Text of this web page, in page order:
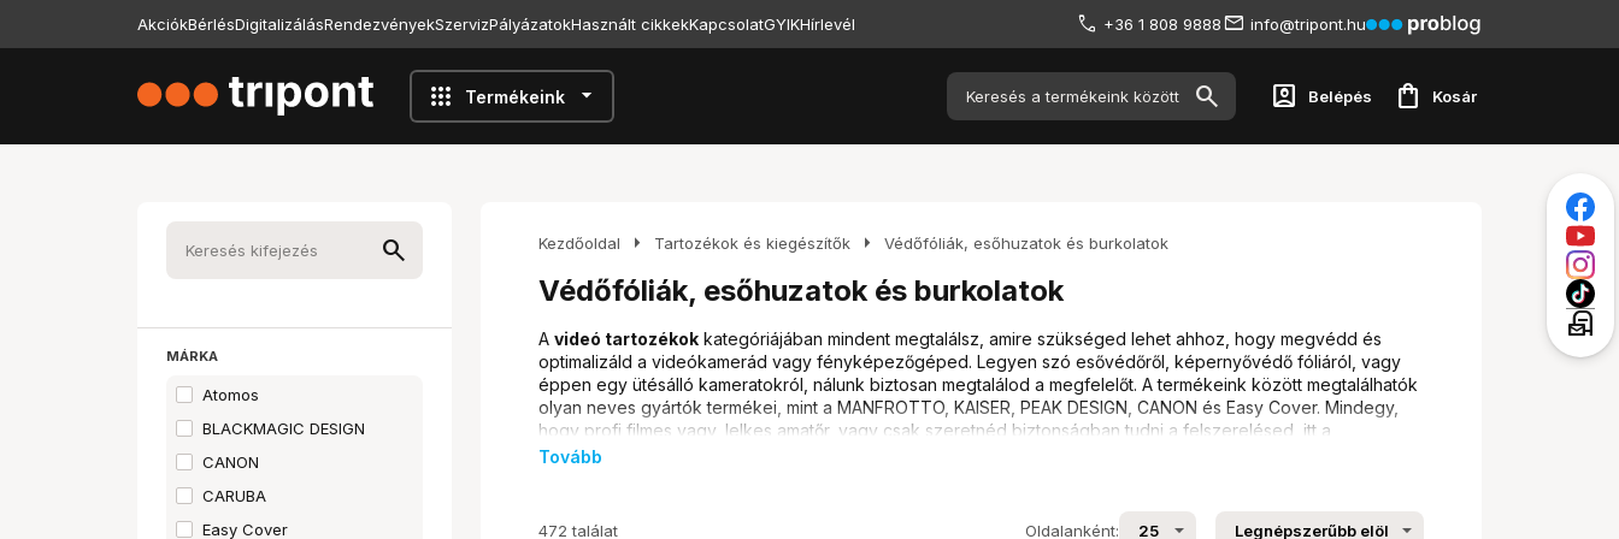
AkciókBérlésDigitalizálásRendezvényekSzervizPályázatokHasznált cikkekKapcsolatGYIKHírlevél +36 1 808 9888 info@tripont.hu
apps Termékeink arrow_drop_down account_box Belépés shopping_bag Kosár
Kezdőoldal arrow_right Tartozékok és kiegészítők arrow_right Védőfóliák, esőhuzatok és burkolatok
Védőfóliák, esőhuzatok és burkolatok
A videó tartozékok kategóriájában mindent megtalálsz, amire szükséged lehet ahhoz, hogy megvédd és
optimalizáld a videókamerád vagy fényképezőgéped. Legyen szó esővédőről, képernyővédő fóliáról, vagy
éppen egy ütésálló kameratokról, nálunk biztosan megtalálod a megfelelőt. A termékeink között megtalálhatók
olyan neves gyártók termékei, mint a MANFROTTO, KAISER, PEAK DESIGN, CANON és Easy Cover. Mindegy,
hogy profi filmes vagy, lelkes amatőr, vagy csak szeretnéd biztonságban tudni a felszerelésed, itt a
webshopunkbanál megtalálod a számodra ideális megoldást. Kínálatunkban megtalálhatóak a legnépszerűbb
Típusok és különbségek
Tovább
472 találat Oldalanként:
MÁRKA
Atomos
BLACKMAGIC DESIGN
CANON
CARUBA
Easy Cover
local_post_office